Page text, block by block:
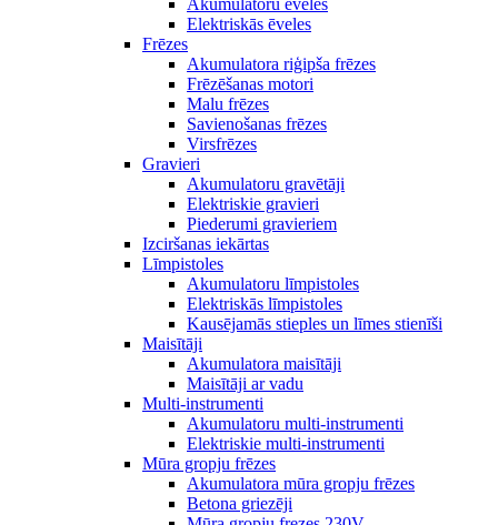
Akumulatoru ēveles
Elektriskās ēveles
Frēzes
Akumulatora riģipša frēzes
Frēzēšanas motori
Malu frēzes
Savienošanas frēzes
Virsfrēzes
Gravieri
Akumulatoru gravētāji
Elektriskie gravieri
Piederumi gravieriem
Izciršanas iekārtas
Līmpistoles
Akumulatoru līmpistoles
Elektriskās līmpistoles
Kausējamās stieples un līmes stienīši
Maisītāji
Akumulatora maisītāji
Maisītāji ar vadu
Multi-instrumenti
Akumulatoru multi-instrumenti
Elektriskie multi-instrumenti
Mūra gropju frēzes
Akumulatora mūra gropju frēzes
Betona griezēji